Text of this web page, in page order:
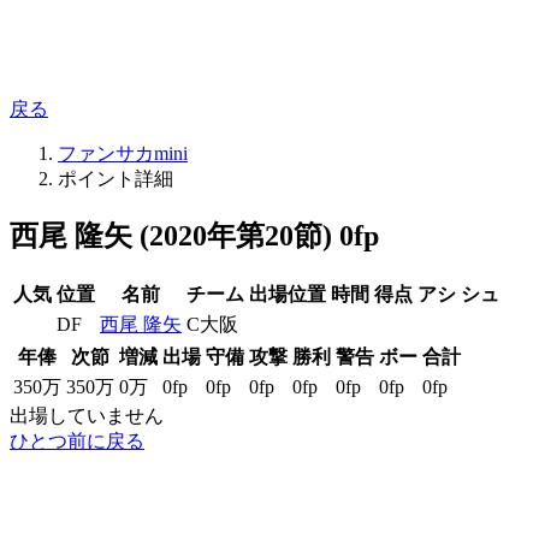
戻る
ファンサカmini
ポイント詳細
西尾 隆矢 (2020年第20節) 0fp
人気 位置 名前 チーム 出場位置 時間 得点 アシ シュ
DF
西尾 隆矢 C大阪
年俸
次節 増減 出場 守備 攻撃 勝利 警告 ボー 合計
350万 350万 0万 0fp 0fp 0fp 0fp 0fp 0fp
0fp
出場していません
ひとつ前に戻る